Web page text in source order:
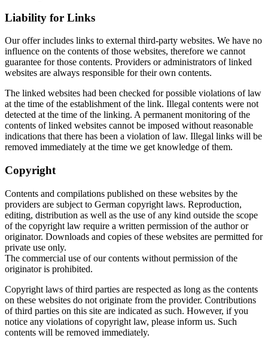
Liability for Links
Our offer includes links to external third-party websites. We have no
influence on the contents of those websites, therefore we cannot
guarantee for those contents. Providers or administrators of linked
websites are always responsible for their own contents.
The linked websites had been checked for possible violations of law
at the time of the establishment of the link. Illegal contents were not
detected at the time of the linking. A permanent monitoring of the
contents of linked websites cannot be imposed without reasonable
indications that there has been a violation of law. Illegal links will be
removed immediately at the time we get knowledge of them.
Copyright
Contents and compilations published on these websites by the
providers are subject to German copyright laws. Reproduction,
editing, distribution as well as the use of any kind outside the scope
of the copyright law require a written permission of the author or
originator. Downloads and copies of these websites are permitted for
private use only.
The commercial use of our contents without permission of the
originator is prohibited.
Copyright laws of third parties are respected as long as the contents
on these websites do not originate from the provider. Contributions
of third parties on this site are indicated as such. However, if you
notice any violations of copyright law, please inform us. Such
contents will be removed immediately.